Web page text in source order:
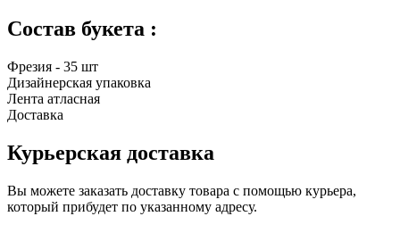
Состав букета :
Фрезия - 35 шт
Дизайнерская упаковка
Лента атласная
Доставка
Курьерская доставка
Вы можете заказать доставку товара с помощью курьера,
который прибудет по указанному адресу.